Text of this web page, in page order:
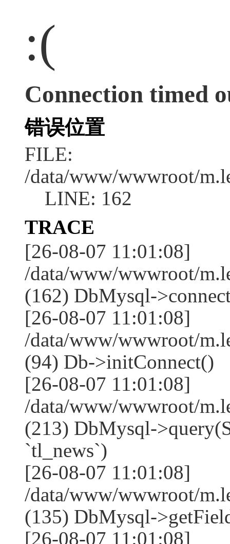
:(
Connection timed
错误位置
FILE:
/data/www/wwwroot/
LINE: 162
TRACE
[26-08-07 11:01:08]
/data/www/wwwroot/
(162) DbMysql-
[26-08-07 11:01:08]
/data/www/wwwroot/
(94) Db->initConnect()
[26-08-07 11:01:08]
/data/www/wwwroot/
(213) DbMysql-
`tl_news`)
[26-08-07 11:01:08]
/data/www/wwwroot/
(135) DbMysql-
[26-08-07 11:01:08]